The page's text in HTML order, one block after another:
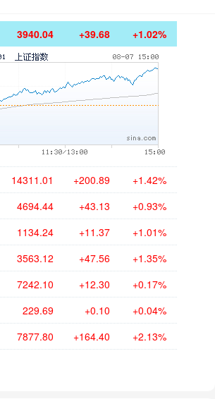
3940.04 +39.68 +1.02%
14311.01 +200.89 +1.42%
4694.44 +43.13 +0.93%
1134.24 +11.37 +1.01%
3563.12 +47.56 +1.35%
7242.10 +12.30 +0.17%
229.69 +0.10 +0.04%
7877.80 +164.40 +2.13%